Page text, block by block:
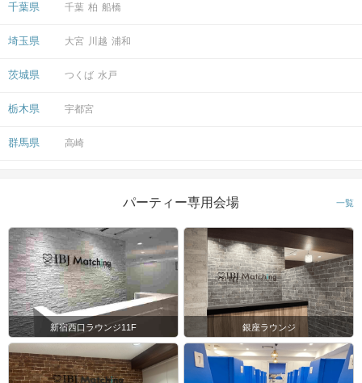
千葉県 千葉 柏 船橋
埼玉県 大宮 川越 浦和
茨城県 つくば 水戸
栃木県 宇都宮
群馬県 高崎
パーティー専用会場 一覧
新宿西口ラウンジ11F 銀座ラウンジ